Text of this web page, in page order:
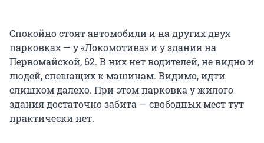
Спокойно стоят автомобили и на других двух
парковках — у «Локомотива» и у здания на
Первомайской, 62. В них нет водителей, не видно и
людей, спешащих к машинам. Видимо, идти
слишком далеко. При этом парковка у жилого
здания достаточно забита — свободных мест тут
практически нет.